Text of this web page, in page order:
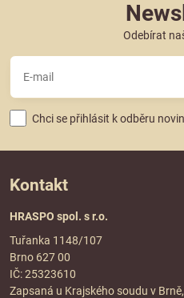
Odebírat
Chci se přihlásit k odběru
Kontakt
HRASPO spol. s r.o.
Tuřanka 1148/107
Brno 627 00
IČ: 25323610
Zapsaná u Krajského soudu v Brně,